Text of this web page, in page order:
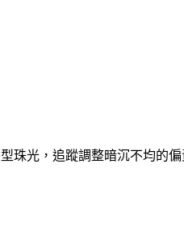
光，追蹤調整暗沉不均的